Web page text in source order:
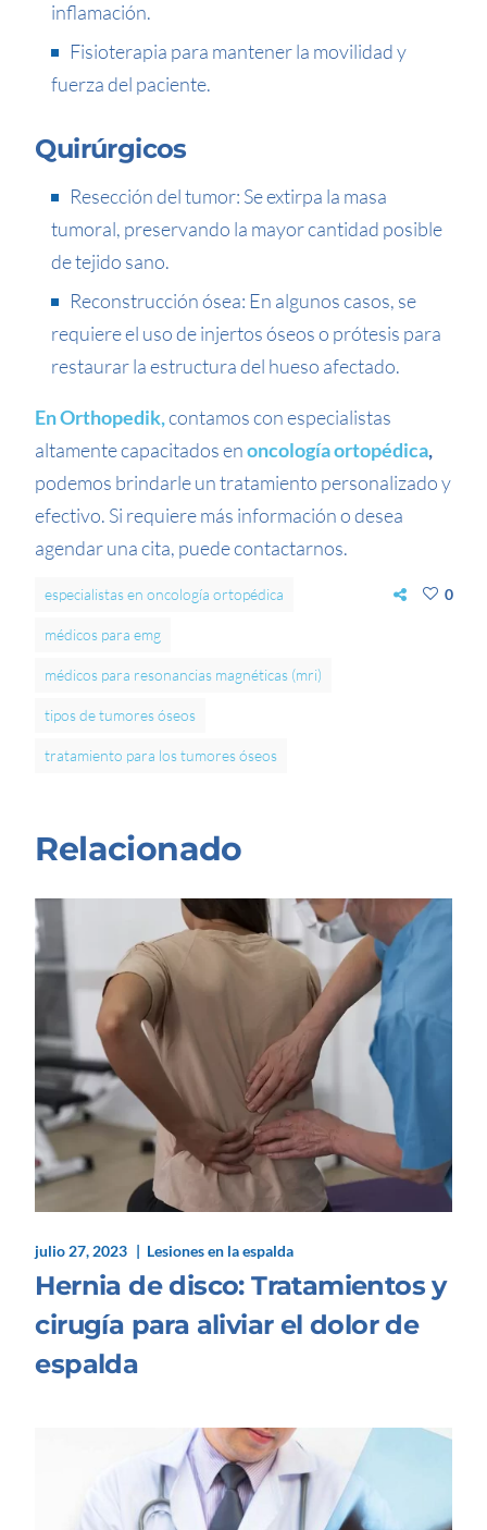
inflamación.
Fisioterapia para mantener la movilidad y
fuerza del paciente.
Quirúrgicos
Resección del tumor: Se extirpa la masa
tumoral, preservando la mayor cantidad posible
de tejido sano.
Reconstrucción ósea: En algunos casos, se
requiere el uso de injertos óseos o prótesis para
restaurar la estructura del hueso afectado.
En Orthopedik,contamos con especialistas
altamente capacitados enoncología ortopédica,
podemos brindarle un tratamiento personalizado y
efectivo. Si requiere más información o desea
agendar una cita, puede contactarnos.
especialistas en oncología ortopédica
médicos para emg
médicos para resonancias magnéticas (mri)
tipos de tumores óseos
tratamiento para los tumores óseos
0
Relacionado
julio 27, 2023 Lesiones en la espalda
Hernia de disco: Tratamientos y
cirugía para aliviar el dolor de
espalda